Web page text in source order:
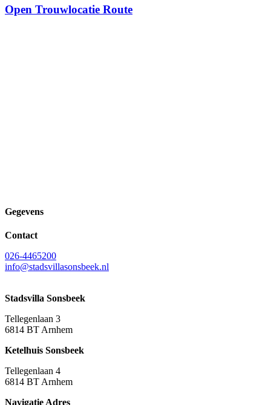
Open Trouwlocatie Route
Gegevens
Contact
026-4465200
info@stadsvillasonsbeek.nl
Stadsvilla Sonsbeek
Tellegenlaan 3
6814 BT Arnhem
Ketelhuis Sonsbeek
Tellegenlaan 4
6814 BT Arnhem
Navigatie Adres